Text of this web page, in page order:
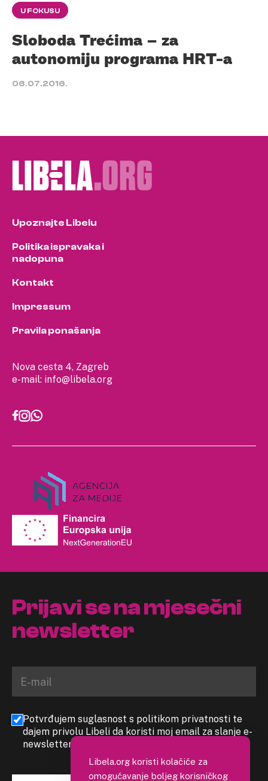
U FOKUSU
Sloboda Trećima – za
autonomiju programa HRT-a
06.07.2016.
Nova cesta 4, Zagreb
e-mail: info@libela.org
Upoznajte Libelu
Politika ispravaka i
nadopuna
Kontakt
Impressum
Pravila ponašanja
Prijavi se na mjesečni
newsletter
Potvrđujem suglasnost s politikom privatnosti te
dajem privolu Libeli da koristi moj email za slanje e-
newslettera
Libela.org koristi kolačiće za
omogućavanje boljeg korisničkog